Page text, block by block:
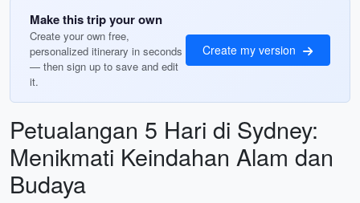
Make this trip your own
Create your own free,
personalized itinerary in seconds
— then sign up to save and edit
it.
Create my version
Petualangan 5 Hari di Sydney:
Menikmati Keindahan Alam dan
Budaya